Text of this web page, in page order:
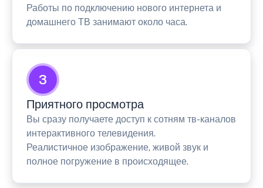
Работы по подключению нового интернета и
домашнего ТВ занимают около часа.
3
Приятного просмотра
Вы сразу получаете доступ к сотням тв-каналов
интерактивного телевидения.
Реалистичное изображение, живой звук и
полное погружение в происходящее.